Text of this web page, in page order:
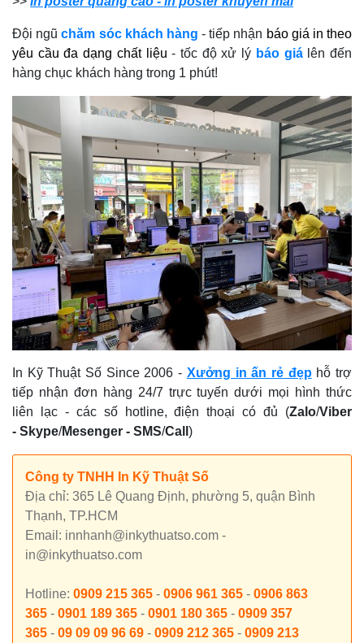
Đội ngũchăm sóc khách hàng - tiếp nhận báo giá in theo
yêu cầu đa dạng chất liệu - tốc độ xử lý báo giálên đến
hàng chục khách hàng trong 1 phút!
In Kỹ Thuật Số Since 2006 - Xưởng in ấn rẻ đẹphỗ trợ
tiếp nhận đơn hàng 24/7 trực tuyến dưới mọi hình thức
liên lạc - các số hotline, điện thoại có đủ (Zalo/Viber
- Skype/Mesenger - SMS/Call )
Công ty TNHH In Kỹ Thuật Số
Địa chỉ: 365 Lê Quang Định, phường 5, quận Bình
Thạnh, TP.HCM
Email: innhanh@inkythuatso.com -
in@inkythuatso.com
Hotline: 0909 215 365 - 0906 961 365 - 0906 863
365 - 0901 189 365 - 0901 180 365 - 0909 357
365 - 09 09 09 96 69 - 0909 212 365 - 0909 213